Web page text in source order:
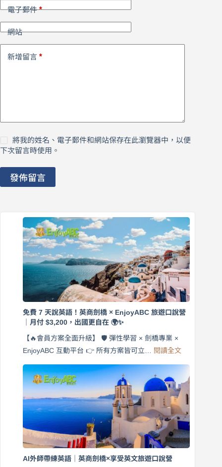
電子郵件*
網站
新增留言 *
將我的姓名、電子郵件和網站保存在此瀏覽器中，以便
下次留言時使用。
發佈留言
免費 7 天說英語！英商劍橋 × EnjoyABC 旅遊口說營
｜月付 $3,200，出國更自在 🌍✨
【🔥會員方案全面升級】 🛡️ 彈性學習 × 劍橋專業 ×
EnjoyABC 互動平台 👉 所有方案皆可立… 閱讀全文:
天
說
英
語！
英
商
劍
AI外師帶練英語｜英商劍橋×享受英文旅遊口說營